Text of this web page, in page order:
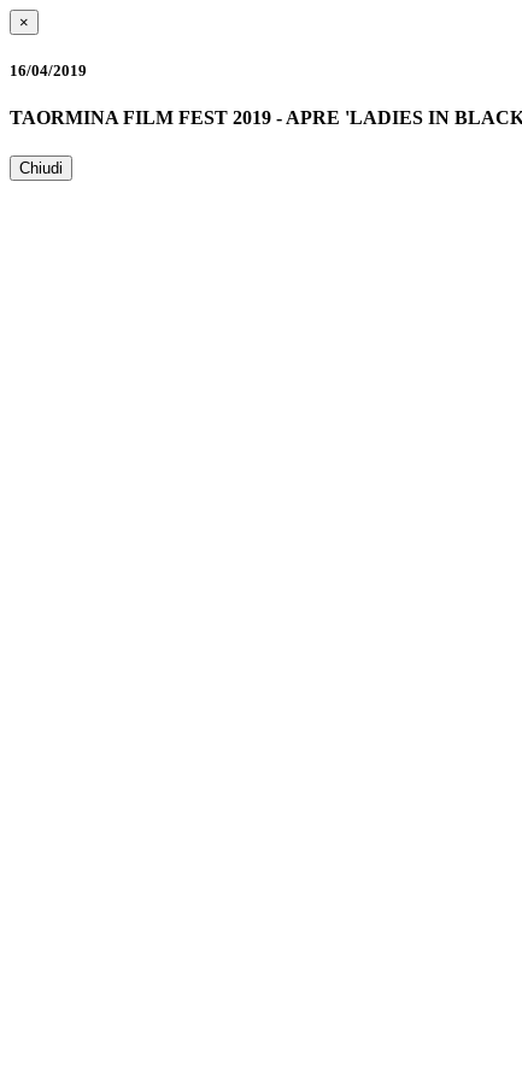
×
16/04/2019
TAORMINA FILM FEST 2019 - APRE 'LADIES IN
Chiudi